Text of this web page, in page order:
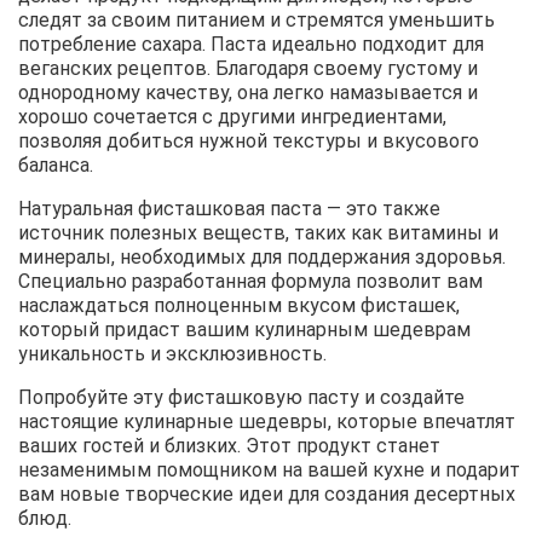
следят за своим питанием и стремятся уменьшить
потребление сахара. Паста идеально подходит для
веганских рецептов. Благодаря своему густому и
однородному качеству, она легко намазывается и
хорошо сочетается с другими ингредиентами,
позволяя добиться нужной текстуры и вкусового
баланса.
Натуральная фисташковая паста — это также
источник полезных веществ, таких как витамины и
минералы, необходимых для поддержания здоровья.
Специально разработанная формула позволит вам
наслаждаться полноценным вкусом фисташек,
который придаст вашим кулинарным шедеврам
уникальность и эксклюзивность.
Попробуйте эту фисташковую пасту и создайте
настоящие кулинарные шедевры, которые впечатлят
ваших гостей и близких. Этот продукт станет
незаменимым помощником на вашей кухне и подарит
вам новые творческие идеи для создания десертных
блюд.